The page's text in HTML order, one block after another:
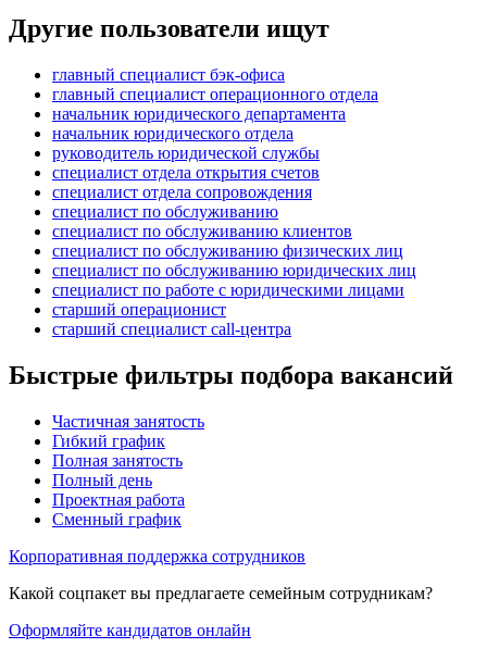
Другие пользователи ищут
главный специалист бэк-офиса
главный специалист операционного отдела
начальник юридического департамента
начальник юридического отдела
руководитель юридической службы
специалист отдела открытия счетов
специалист отдела сопровождения
специалист по обслуживанию
специалист по обслуживанию клиентов
специалист по обслуживанию физических лиц
специалист по обслуживанию юридических лиц
специалист по работе с юридическими лицами
старший операционист
старший специалист call-центра
Быстрые фильтры подбора вакансий
Частичная занятость
Гибкий график
Полная занятость
Полный день
Проектная работа
Сменный график
Корпоративная поддержка сотрудников
Какой соцпакет вы предлагаете семейным сотрудникам?
Оформляйте кандидатов онлайн